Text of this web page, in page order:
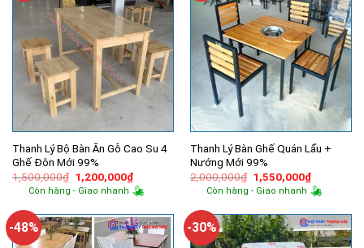
Thanh Lý Bộ Bàn Ăn Gỗ Cao Su 4
Ghế Đôn Mới 99%
1,500,000₫ Giá
gốc
là:
1,200,000₫Giá
hiện
tại
1,200,000₫.
Còn hàng - Giao nhanh
Thanh Lý Bàn Ghế Quán Lẩu +
Nướng Mới 99%
2,000,000₫ Giá
gốc
là:
1,550,000₫Giá
hiện
tại
Còn hàng - Giao nhanh
-48% -30%